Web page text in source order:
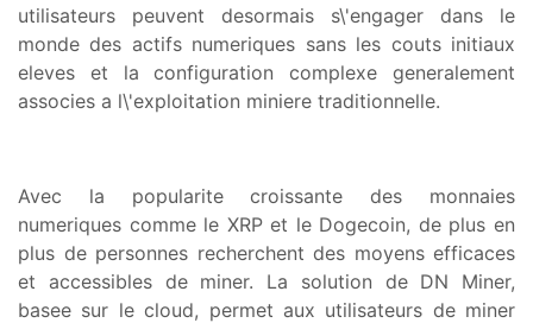
utilisateurs peuvent desormais s\'engager dans le
monde des actifs numeriques sans les couts initiaux
eleves et la configuration complexe generalement
associes a l\'exploitation miniere traditionnelle.
Avec la popularite croissante des monnaies
numeriques comme le XRP et le Dogecoin, de plus en
plus de personnes recherchent des moyens efficaces
et accessibles de miner. La solution de DN Miner,
basee sur le cloud, permet aux utilisateurs de miner